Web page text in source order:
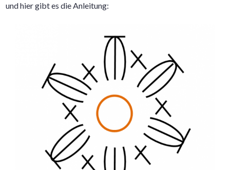
und hier gibt es die Anleitung: